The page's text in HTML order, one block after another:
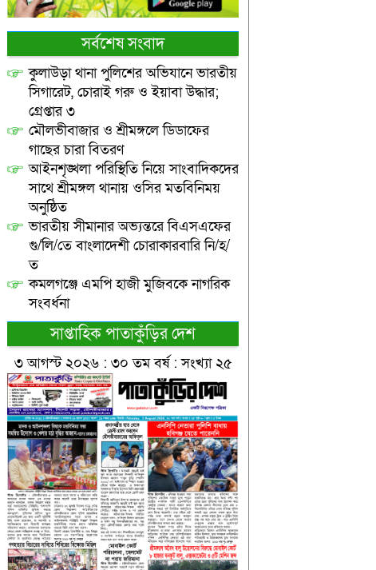
সর্বশেষ সংবাদ
কুলাউড়া থানা পুলিশের অভিযানে ভারতীয়
সিগারেট, চোরাই গরু ও ইয়াবা উদ্ধার;
গ্রেপ্তার ৩
মৌলভীবাজার ও শ্রীমঙ্গলে ডিডাফের
গাছের চারা বিতরণ
আইনশৃঙ্খলা পরিস্থিতি নিয়ে সাংবাদিকদের
সাথে শ্রীমঙ্গল থানায় ওসির মতবিনিময়
অনুষ্ঠিত
ভারতীয় সীমানার অভ্যন্তরে বিএসএফের
গু/লি/তে বাংলাদেশী চোরাকারবারি নি/হ/
ত
কমলগঞ্জে এমপি হাজী মুজিবকে নাগরিক
সংবর্ধনা
সাপ্তাহিক পাতাকুঁড়ির দেশ
৩ আগস্ট ২০২৬ : ৩০ তম বর্ষ : সংখ্যা ২৫